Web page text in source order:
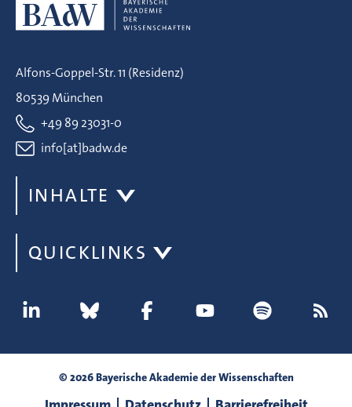
Alfons-Goppel-Str. 11 (Residenz)
80539 München
+49 89 23031-0
info[at]badw.de
INHALTE
QUICKLINKS
© 2026 Bayerische Akademie der Wissenschaften